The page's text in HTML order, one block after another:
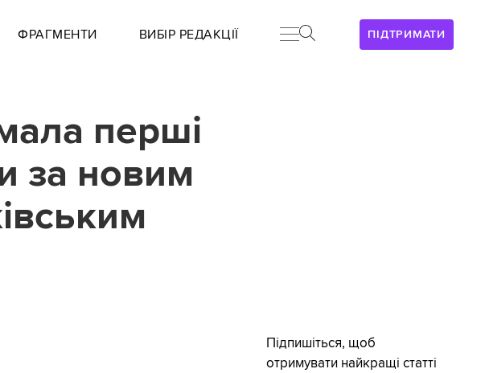
ПІДТРИМАТИ
ФРАГМЕНТИ ВИБІР РЕДАКЦІЇ
перші
за новим
Підпишіться, щоб
отримувати найкращі статті